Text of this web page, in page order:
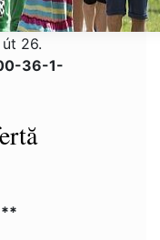
26.
36-1-